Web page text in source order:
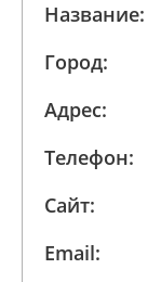
Название:
Город:
Адрес:
Телефон:
Сайт:
Email: